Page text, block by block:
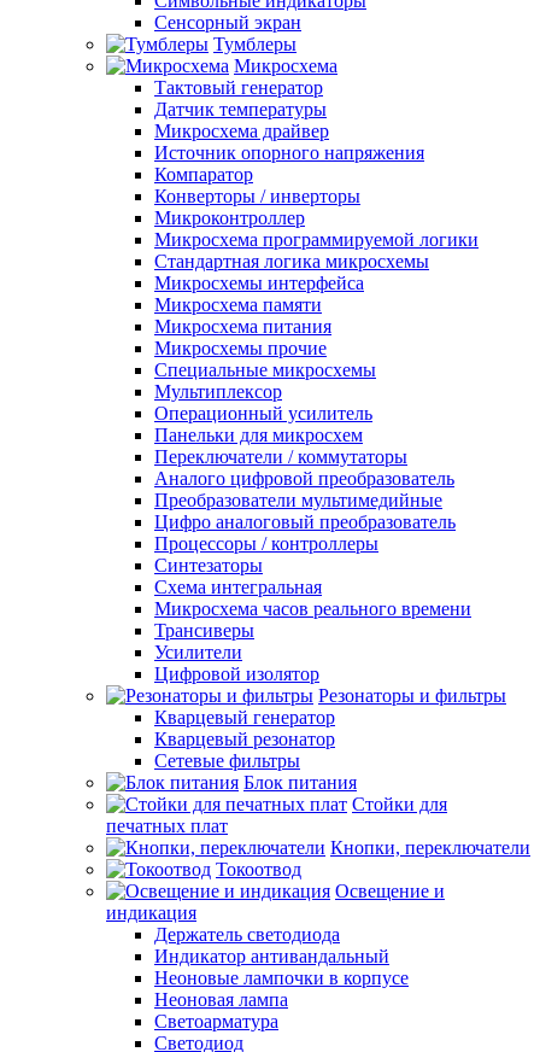
Сенсорный экран
Тумблеры
Микросхема
Тактовый генератор
Датчик температуры
Микросхема драйвер
Источник опорного напряжения
Компаратор
Конверторы / инверторы
Микроконтроллер
Микросхема программируемой логики
Стандартная логика микросхемы
Микросхемы интерфейса
Микросхема памяти
Микросхема питания
Микросхемы прочие
Специальные микросхемы
Мультиплексор
Операционный усилитель
Панельки для микросхем
Переключатели / коммутаторы
Аналого цифровой преобразователь
Преобразователи мультимедийные
Цифро аналоговый преобразователь
Процессоры / контроллеры
Синтезаторы
Схема интегральная
Микросхема часов реального времени
Трансиверы
Усилители
Цифровой изолятор
Резонаторы и фильтры
Кварцевый генератор
Кварцевый резонатор
Сетевые фильтры
Блок питания
Стойки для
печатных плат
Кнопки, переключатели
Токоотвод
Освещение и
индикация
Держатель светодиода
Индикатор антивандальный
Неоновые лампочки в корпусе
Неоновая лампа
Светоарматура
Светодиод